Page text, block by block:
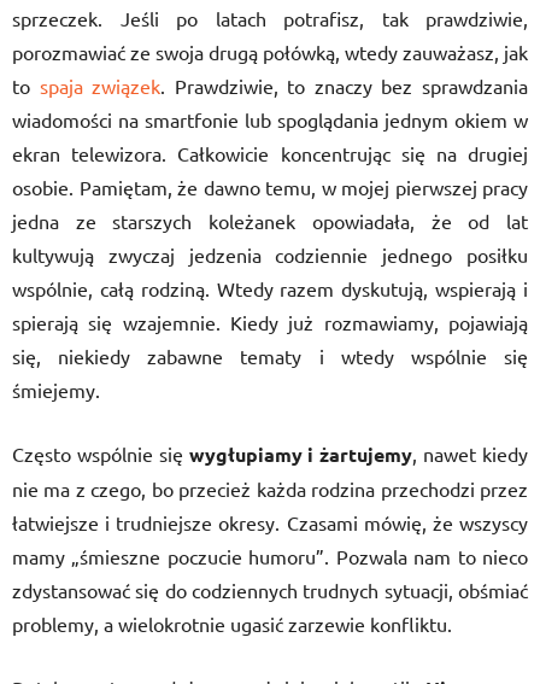
sprzeczek. Jeśli po latach potrafisz, tak prawdziwie,
porozmawiać ze swoja drugą połówką, wtedy zauważasz, jak
to spaja związek. Prawdziwie, to znaczy bez sprawdzania
wiadomości na smartfonie lub spoglądania jednym okiem w
ekran telewizora. Całkowicie koncentrując się na drugiej
osobie. Pamiętam, że dawno temu, w mojej pierwszej pracy
jedna ze starszych koleżanek opowiadała, że od lat
kultywują zwyczaj jedzenia codziennie jednego posiłku
wspólnie, całą rodziną. Wtedy razem dyskutują, wspierają i
spierają się wzajemnie. Kiedy już rozmawiamy, pojawiają
się, niekiedy zabawne tematy i wtedy wspólnie się
śmiejemy.
Często wspólnie się wygłupiamy i żartujemy, nawet kiedy
nie ma z czego, bo przecież każda rodzina przechodzi przez
łatwiejsze i trudniejsze okresy. Czasami mówię, że wszyscy
mamy „śmieszne poczucie humoru”. Pozwala nam to nieco
zdystansować się do codziennych trudnych sytuacji, obśmiać
problemy, a wielokrotnie ugasić zarzewie konfliktu.